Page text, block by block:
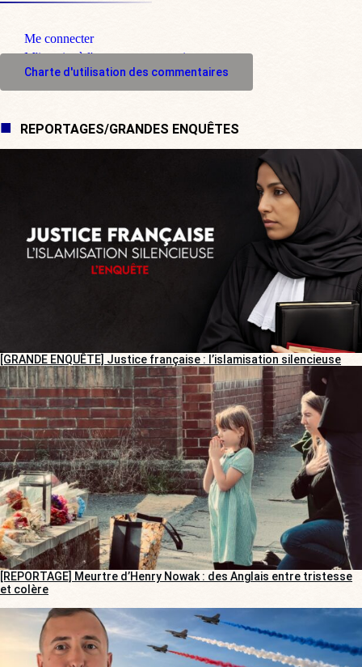
Me connecter
M'inscrire à l'espace commentaire
Charte d'utilisation des commentaires
REPORTAGES/GRANDES ENQUÊTES
[GRANDE ENQUÊTE] Justice française : l’islamisation silencieuse
[REPORTAGE] Meurtre d’Henry Nowak : des Anglais entre tristesse
et colère